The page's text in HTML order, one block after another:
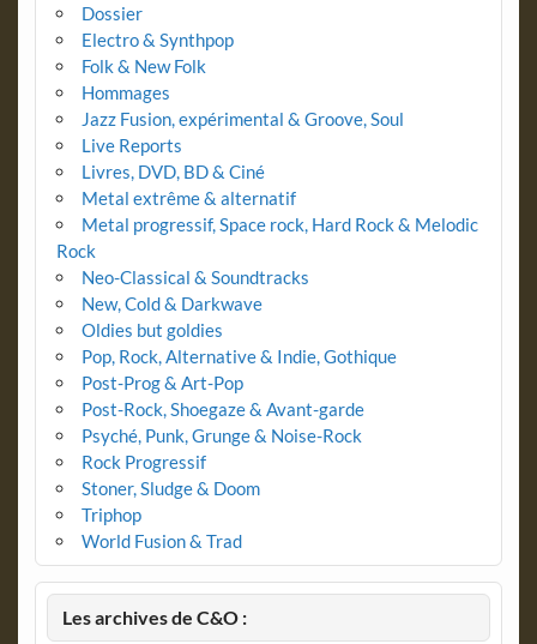
Dossier
Electro & Synthpop
Folk & New Folk
Hommages
Jazz Fusion, expérimental & Groove, Soul
Live Reports
Livres, DVD, BD & Ciné
Metal extrême & alternatif
Metal progressif, Space rock, Hard Rock & Melodic
Rock
Neo-Classical & Soundtracks
New, Cold & Darkwave
Oldies but goldies
Pop, Rock, Alternative & Indie, Gothique
Post-Prog & Art-Pop
Post-Rock, Shoegaze & Avant-garde
Psyché, Punk, Grunge & Noise-Rock
Rock Progressif
Stoner, Sludge & Doom
Triphop
World Fusion & Trad
Les archives de C&O :